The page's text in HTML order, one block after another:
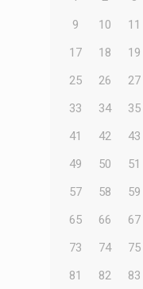
9
10 11
17
18 19
25
26 27
33
34 35
41
42 43
49
50 51
57
58 59
65
66 67
73
74 75
81
82 83